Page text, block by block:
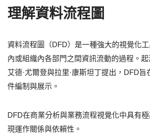
理解資料流程圖
資料流程圖（DFD）是一種強大的視覺化
內或組織內各部門之間資訊流動的過程。
艾德·尤爾登與拉里·康斯坦丁提出，DFD
件編制與展示。
DFD在商業分析與業務流程視覺化中具有
現運作關係與依賴性。